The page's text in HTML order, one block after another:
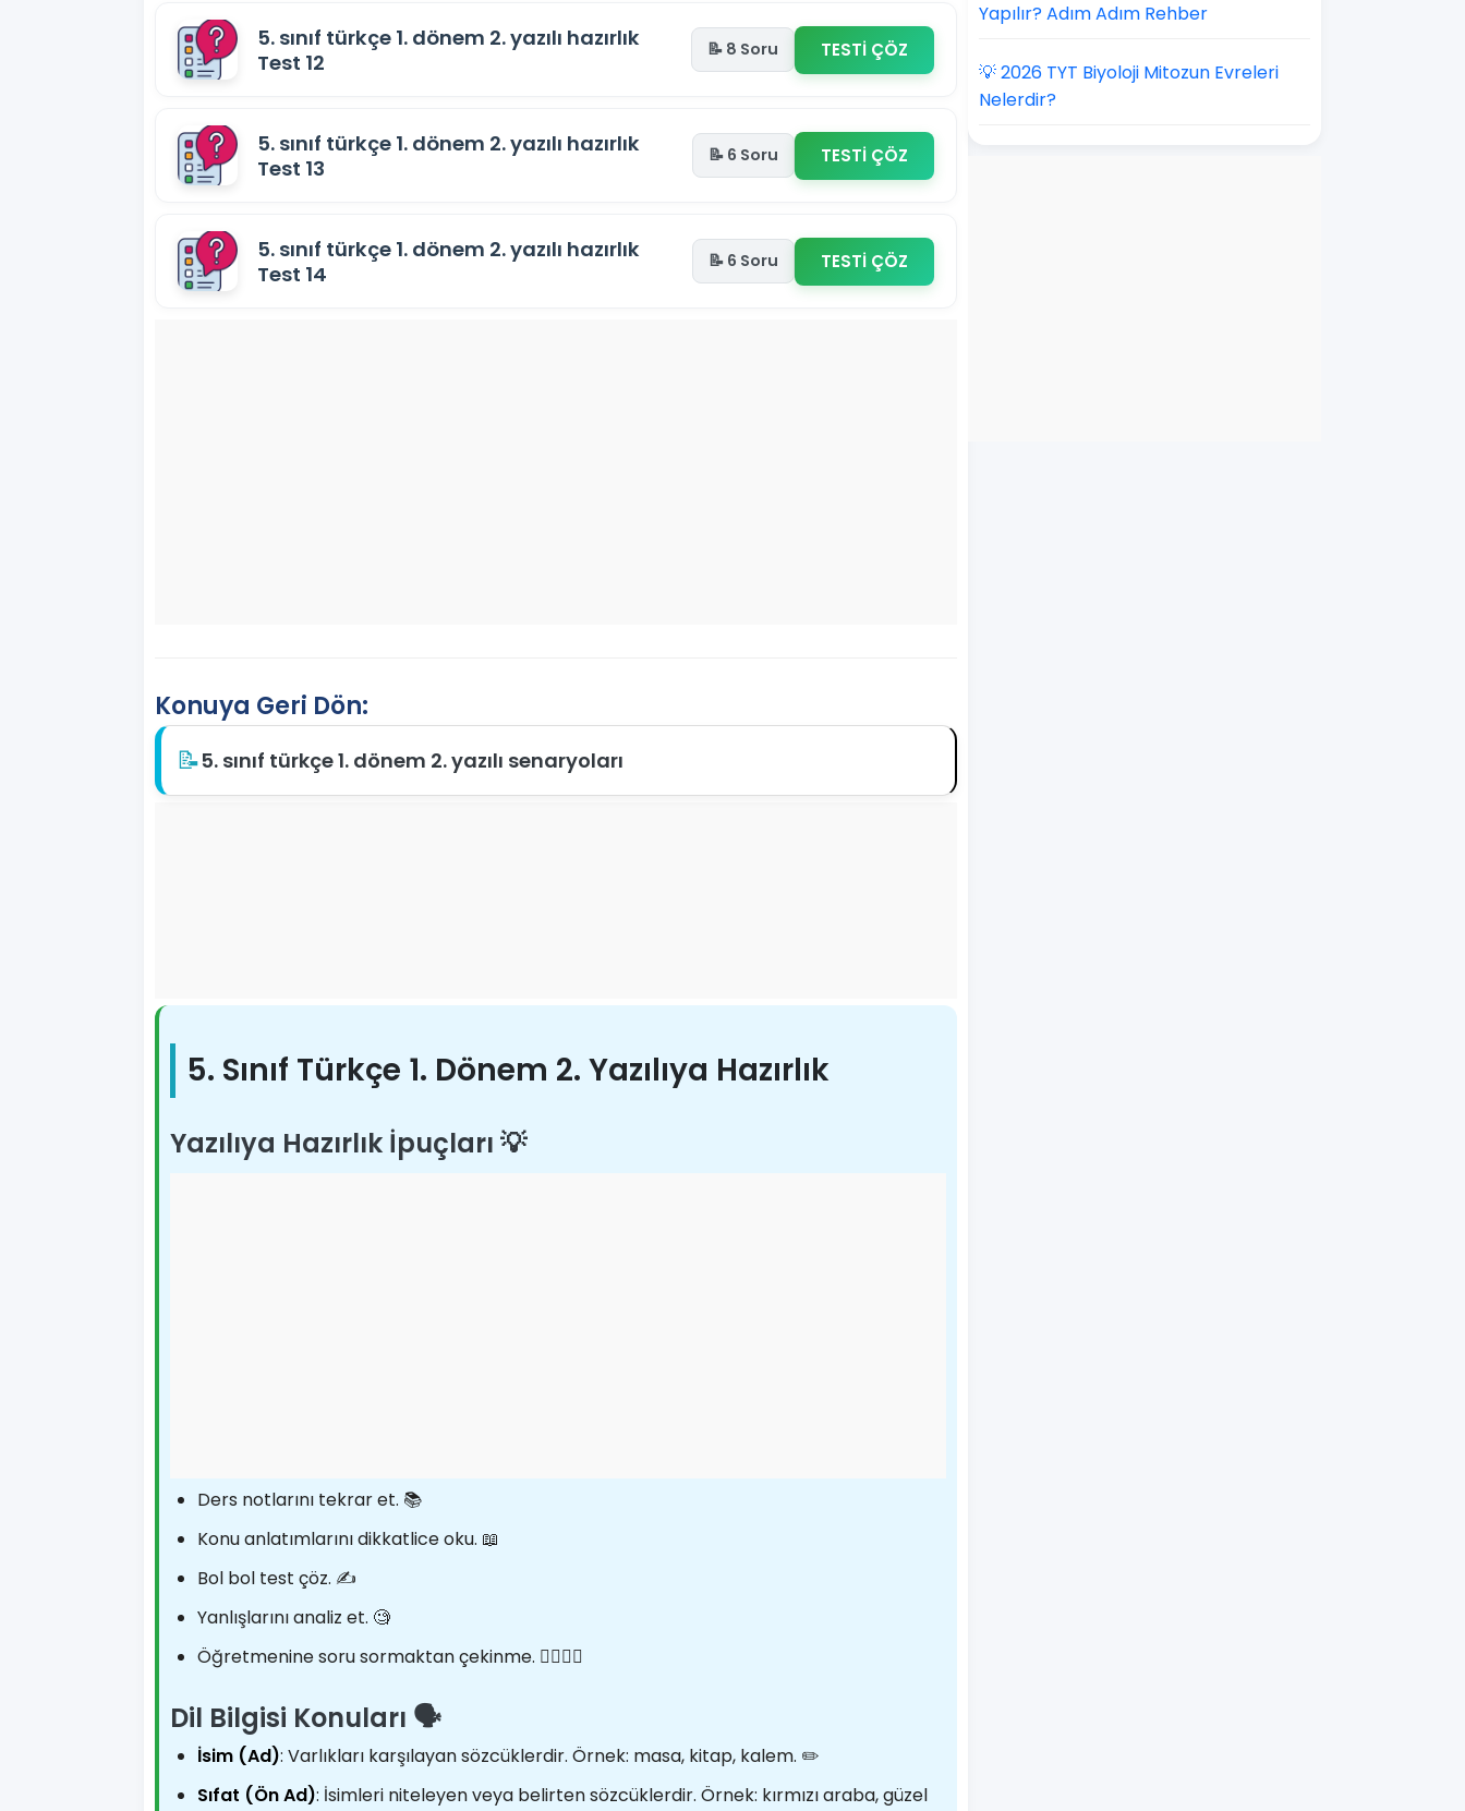
5. sınıf türkçe 1. dönem 2. yazılı hazırlık
Test 12
📝 8 Soru TESTİ ÇÖZ
5. sınıf türkçe 1. dönem 2. yazılı hazırlık
Test 13
📝 6 Soru TESTİ ÇÖZ
5. sınıf türkçe 1. dönem 2. yazılı hazırlık
Test 14
📝 6 Soru TESTİ ÇÖZ
Konuya Geri Dön:
📝5. sınıf türkçe 1. dönem 2. yazılı senaryoları
5. Sınıf Türkçe 1. Dönem 2. Yazılıya Hazırlık
Yazılıya Hazırlık İpuçları 💡
Ders notlarını tekrar et. 📚
Konu anlatımlarını dikkatlice oku. 📖
Bol bol test çöz. ✍️
Yanlışlarını analiz et. 🧐
Öğretmenine soru sormaktan çekinme. 🙋‍♀️🙋‍♂️
Dil Bilgisi Konuları 🗣️
İsim (Ad): Varlıkları karşılayan sözcüklerdir. Örnek: masa, kitap, kalem. ✏️
Sıfat (Ön Ad): İsimleri niteleyen veya belirten sözcüklerdir. Örnek: kırmızı araba, güzel
Yapılır? Adım Adım Rehber
💡 2026 TYT Biyoloji Mitozun Evreleri
Nelerdir?